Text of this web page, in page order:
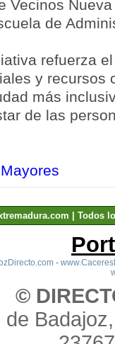
Vecinos
de
refuerza
y recursos
más
de las
| Todos
-
©